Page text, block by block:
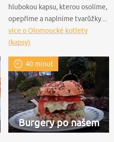
hlubokou kapsu, kterou osolíme,
opepříme a naplníme tvarůžky....
více o Olomoucké kotlety
(kapsy)
40 minut
Burgery po našem